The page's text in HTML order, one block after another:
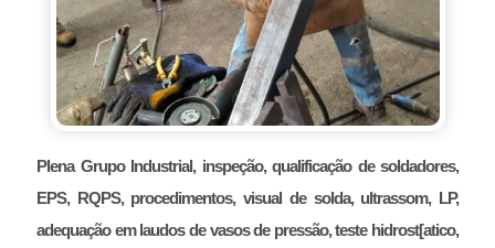
Plena Grupo Industrial, inspeção, qualificação de soldadores,
EPS, RQPS, procedimentos, visual de solda, ultrassom, LP,
adequação em laudos de vasos de pressão, teste hidrost[atico,